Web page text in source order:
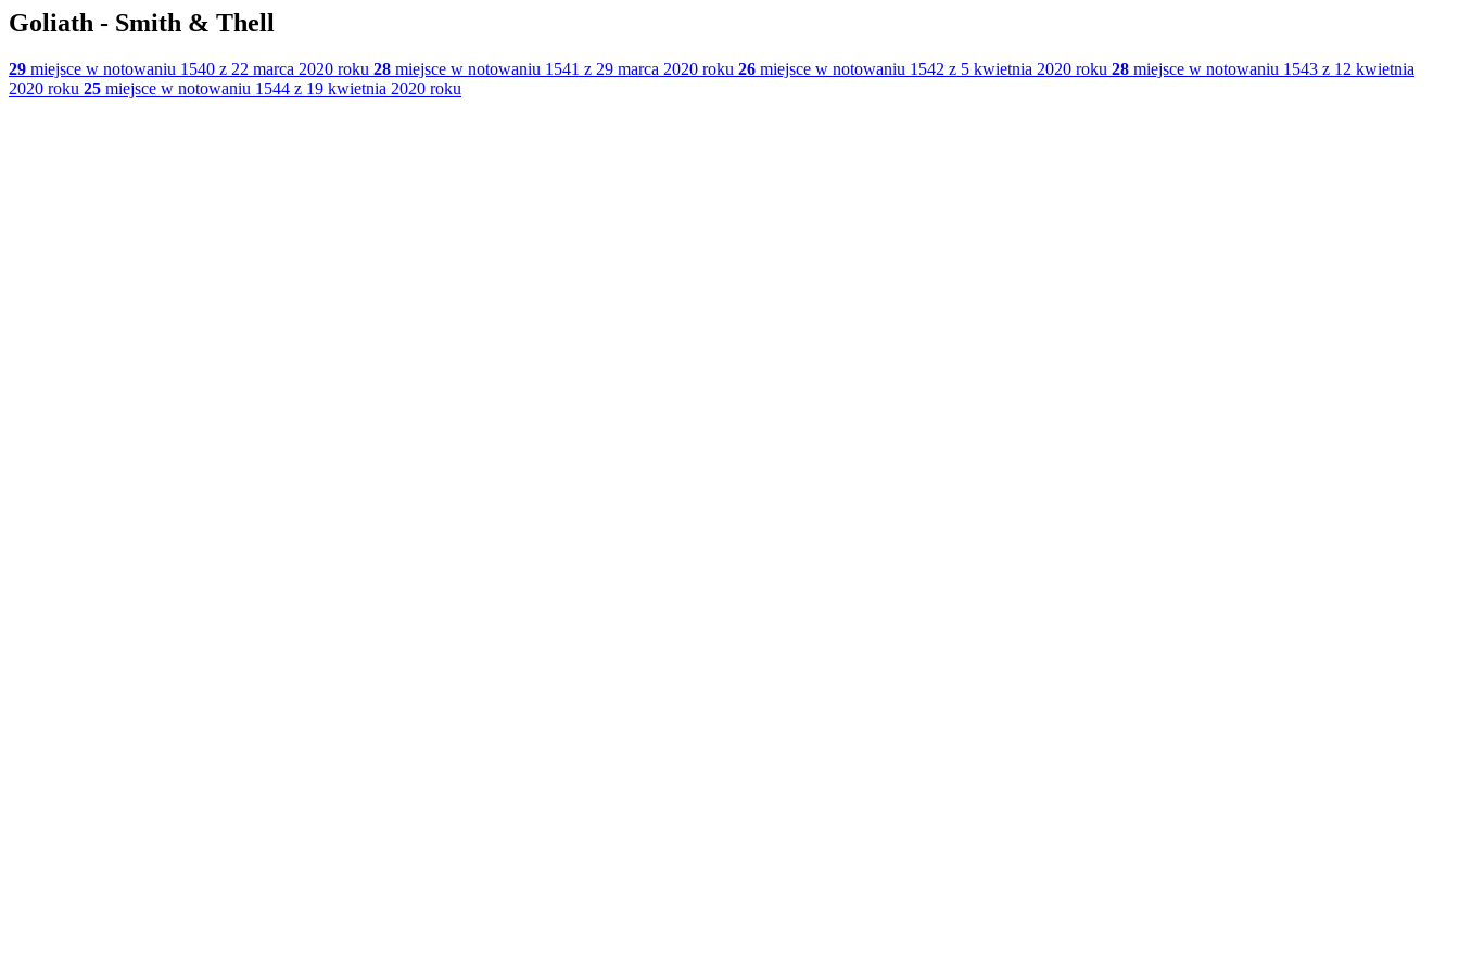
Goliath - Smith & Thell
29 miejsce w notowaniu 1540 z 22 marca 2020 roku 28 miejsce w notowaniu 1541 z 29 marca 2020 roku 26 miejsce w notowaniu 1542 z 5 kwietnia 2020 roku 28 miejsce w notowaniu 1543 z 12 kwietnia
2020 roku 25 miejsce w notowaniu 1544 z 19 kwietnia 2020 roku